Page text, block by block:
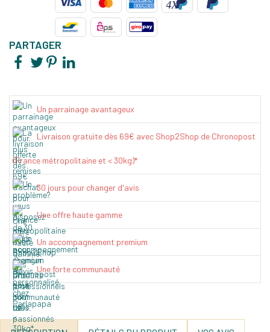
PARTAGER
Un parrainage avantageux
Livraison gratuite dès 69€ avec Shop2Shop de Chronopost
(France métropolitaine et < 30kg)*
30 jours pour changer d'avis
Une offre haute gamme
Un accompagnement premium
Une forte communauté